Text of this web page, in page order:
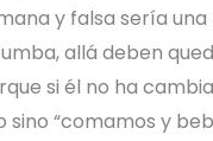
y falsa sería
allá deben
si él no ha
“comamos y